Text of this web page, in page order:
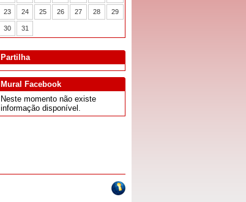
Partilha
Mural Facebook
Neste momento não existe
informação disponível.